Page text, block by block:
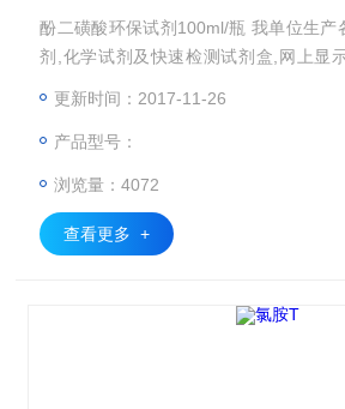
酚二磺酸环保试剂100ml/瓶 我单位生产
剂,化学试剂及快速检测试剂盒,网上显
更新时间：2017-11-26
产品型号：
浏览量：4072
查看更多 +